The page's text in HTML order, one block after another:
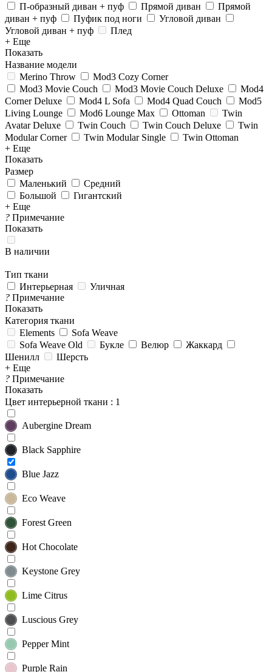
П-образный диван + пуф
Прямой диван
Прямой
диван + пуф
Пуфик под ноги
Угловой диван
Угловой диван + пуф
Плед
+ Еще
Показать
Название модели
Merino Throw
Mod3 Cozy Corner
Mod3 Movie Couch
Mod3 Movie Couch Deluxe
Mod4
Corner Deluxe
Mod4 L Sofa Mod4 Quad Couch
Mod5
Living Lounge
Mod6 Lounge Max Ottoman
Twin
Avatar Deluxe
Twin Couch Twin Couch Deluxe
Twin
Modular Corner
Twin Modular Single
Twin Ottoman
+ Еще
Показать
Размер
Маленький
Средний
Большой
Гигантский
+ Еще
? Примечание
Показать
В наличии
Тип ткани
Интерьерная
Уличная
? Примечание
Показать
Категория ткани
Elements
Sofa Weave
Sofa Weave Old
Букле Велюр
Жаккард
Шенилл
Шерсть
+ Еще
? Примечание
Показать
Цвет интерьерной ткани : 1
Aubergine Dream
Black Sapphire
Blue Jazz
Eco Weave
Forest Green
Hot Chocolate
Keystone Grey
Lime Citrus
Luscious Grey
Pepper Mint
Purple Rain